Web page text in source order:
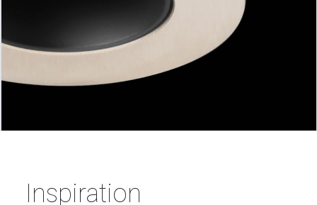
Inspiration